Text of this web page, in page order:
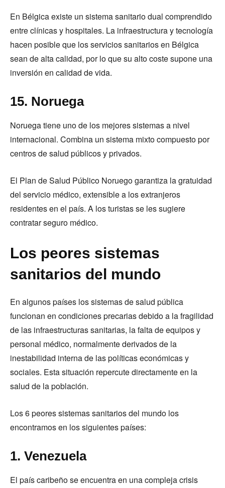
En Bélgica existe un sistema sanitario dual comprendido
entre clínicas y hospitales. La infraestructura y tecnología
hacen posible que los servicios sanitarios en Bélgica
sean de alta calidad, por lo que su alto coste supone una
inversión en calidad de vida.
15. Noruega
Noruega tiene uno de los mejores sistemas a nivel
internacional. Combina un sistema mixto compuesto por
centros de salud públicos y privados.
El Plan de Salud Público Noruego garantiza la gratuidad
del servicio médico, extensible a los extranjeros
residentes en el país. A los turistas se les sugiere
contratar seguro médico.
Los peores sistemas
sanitarios del mundo
En algunos países los sistemas de salud pública
funcionan en condiciones precarias debido a la fragilidad
de las infraestructuras sanitarias, la falta de equipos y
personal médico, normalmente derivados de la
inestabilidad interna de las políticas económicas y
sociales. Esta situación repercute directamente en la
salud de la población.
Los 6 peores sistemas sanitarios del mundo los
encontramos en los siguientes países:
1. Venezuela
El país caribeño se encuentra en una compleja crisis